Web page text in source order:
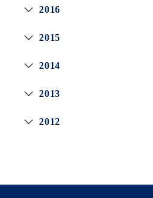
2016
2015
2014
2013
2012